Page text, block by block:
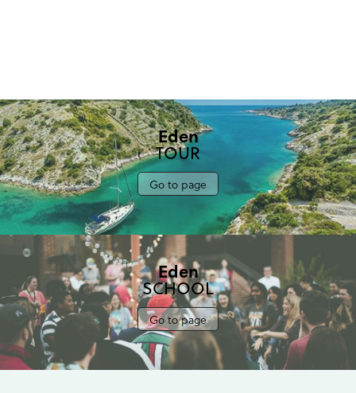
Eden
TOUR
Go to page
Eden
SCHOOL
Go to page